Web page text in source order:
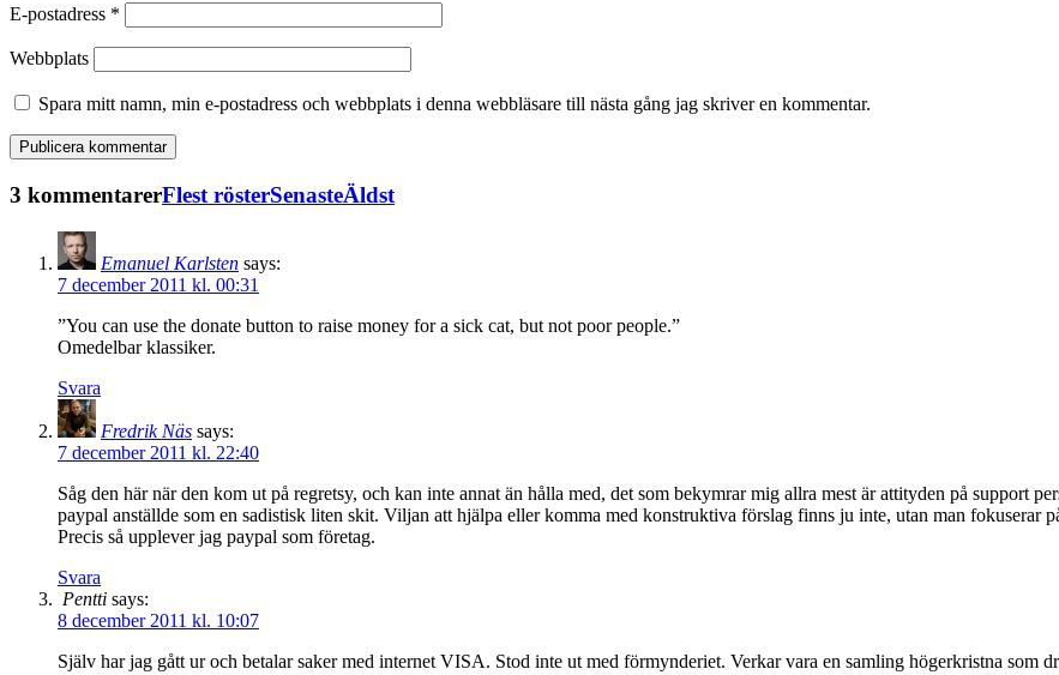
E-postadress *
Webbplats
Spara mitt namn, min e-postadress och webbplats i denna webbläsare till nästa gång jag skriver en kommentar.
3 kommentarerFlest rösterSenasteÄldst
Emanuel Karlsten says:
7 december 2011 kl. 00:31
”You can use the donate button to raise money for a sick cat, but not poor people.”
Omedelbar klassiker.
Svara
Fredrik Näs says:
7 december 2011 kl. 22:40
Såg den här när den kom ut på regretsy, och kan inte annat än hålla med, det som bekymrar mig allra mest är attityden på support
paypal anställde som en sadistisk liten skit. Viljan att hjälpa eller komma med konstruktiva förslag finns ju inte, utan man fokuserar
Precis så upplever jag paypal som företag.
Svara
Pentti says:
8 december 2011 kl. 10:07
Själv har jag gått ur och betalar saker med internet VISA. Stod inte ut med förmynderiet. Verkar vara en samling högerkristna som